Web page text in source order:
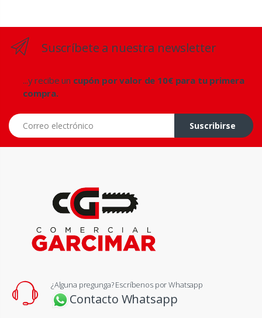
Suscríbete a nuestra newsletter
...y recibe un cupón por valor de 10€ para tu primera
compra.
Correo electrónico
Suscribirse
¿Alguna pregunga? Escríbenos por Whatsapp
Contacto Whatsapp